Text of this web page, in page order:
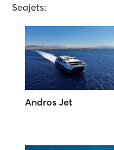
Seajets:
Andros Jet